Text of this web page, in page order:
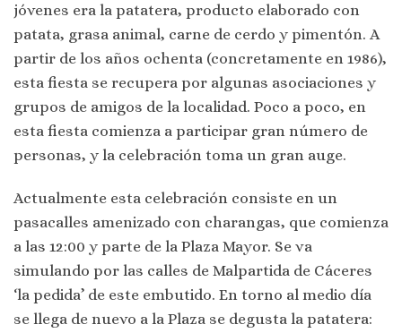
jóvenes era la patatera, producto elaborado con
patata, grasa animal, carne de cerdo y pimentón. A
partir de los años ochenta (concretamente en 1986),
esta fiesta se recupera por algunas asociaciones y
grupos de amigos de la localidad. Poco a poco, en
esta fiesta comienza a participar gran número de
personas, y la celebración toma un gran auge.
Actualmente esta celebración consiste en un
pasacalles amenizado con charangas, que comienza
a las 12:00 y parte de la Plaza Mayor. Se va
simulando por las calles de Malpartida de Cáceres
‘la pedida’ de este embutido. En torno al medio día
se llega de nuevo a la Plaza se degusta la patatera: